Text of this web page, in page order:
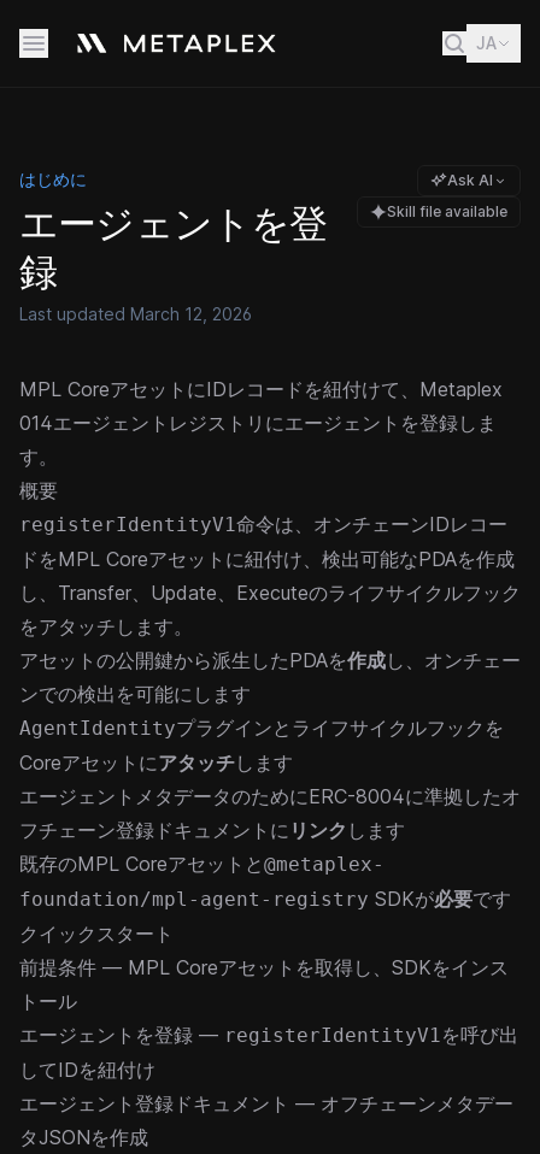
JA
はじめに
エージェントを登
録
Last updated March 12, 2026
Ask AI
Skill file available
MPL CoreアセットにIDレコードを紐付けて、Metaplex
014エージェントレジストリにエージェントを登録しま
す。
概要
registerIdentityV1命令は、オンチェーンIDレコー
ドをMPL Coreアセットに紐付け、検出可能なPDAを作成
し、Transfer、Update、Executeのライフサイクルフック
をアタッチします。
アセットの公開鍵から派生したPDAを作成し、オンチェー
ンでの検出を可能にします
AgentIdentityプラグインとライフサイクルフックを
Coreアセットにアタッチします
エージェントメタデータのためにERC-8004に準拠したオ
フチェーン登録ドキュメントに リンク します
既存のMPL Coreアセットと@metaplex-
foundation/mpl-agent-registry SDKが必要です
クイックスタート
前提条件 — MPL Coreアセットを取得し、SDKをインス
トール
エージェントを登録 — registerIdentityV1を呼び出
してIDを紐付け
エージェント登録ドキュメント — オフチェーンメタデー
タJSONを作成